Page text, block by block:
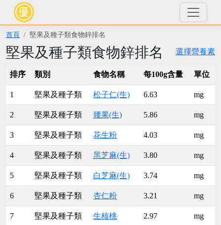
首頁 堅果及種子類食物鋅排名
選擇營養素
堅果及種子類食物鋅排名
排序 類別 食物名稱 每100g含量 單位
1 堅果及種子類 松子仁(生) 6.63 mg
2 堅果及種子類 腰果(生) 5.86 mg
3 堅果及種子類 花生粉 4.03 mg
4 堅果及種子類 黑芝麻(生) 3.80 mg
5 堅果及種子類 白芝麻(生) 3.74 mg
6 堅果及種子類 杏仁粉 3.21 mg
7 堅果及種子類 生核桃 2.97 mg